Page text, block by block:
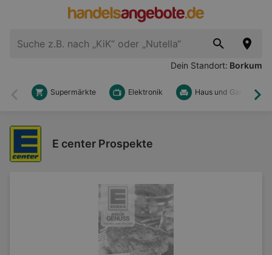
Dein Standort: Borkum
Zurück
Supermärkte Elektronik Haus und Garten
E center Prospekte